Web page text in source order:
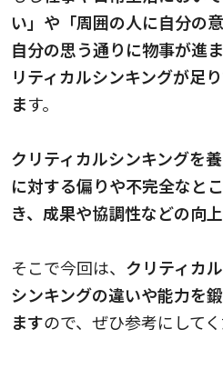
い」や「周囲の人に自分の
自分の思う通りに物事が進
リティカルシンキングが足
ます。
クリティカルシンキングを
に対する偏りや不完全なと
き、成果や協調性などの向
そこで今回は、 クリティカ
シンキングの違いや能力を
ますので、ぜひ参考にしてく